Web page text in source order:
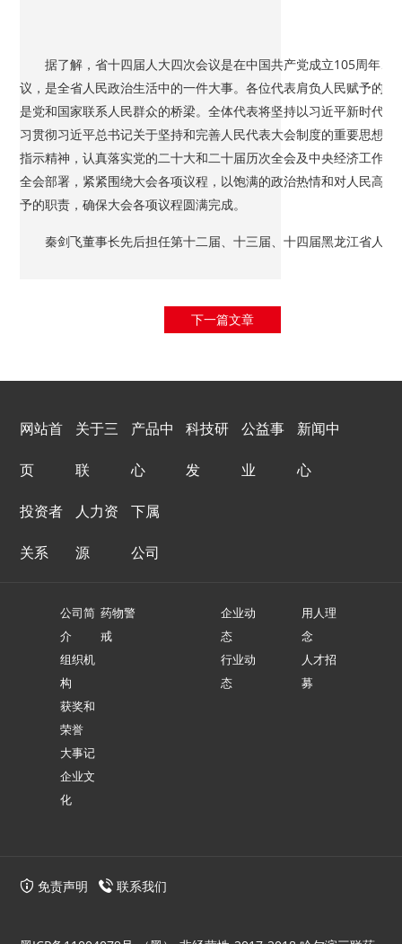
据了解，省十四届人大四次会议是在中国共产党成立105周年、“
议，是全省人民政治生活中的一件大事。各位代表肩负人民赋予的
是党和国家联系人民群众的桥梁。全体代表将坚持以习近平新时代
习贯彻习近平总书记关于坚持和完善人民代表大会制度的重要思想
指示精神，认真落实党的二十大和二十届历次全会及中央经济工作
全会部署，紧紧围绕大会各项议程，以饱满的政治热情和对人民高
予的职责，确保大会各项议程圆满完成。
秦剑飞董事长先后担任第十二届、十三届、十四届黑龙江省人大
下一篇文章
网站首
页
关于三
联
产品中
心
科技研
发
公益事
业
新闻中
心
投资者
关系
人力资
源
下属
公司
公司简
介
组织机
构
获奖和
荣誉
大事记
企业文
化
药物警
戒
企业动
态
行业动
态
用人理
念
人才招
募
免责声明 联系我们